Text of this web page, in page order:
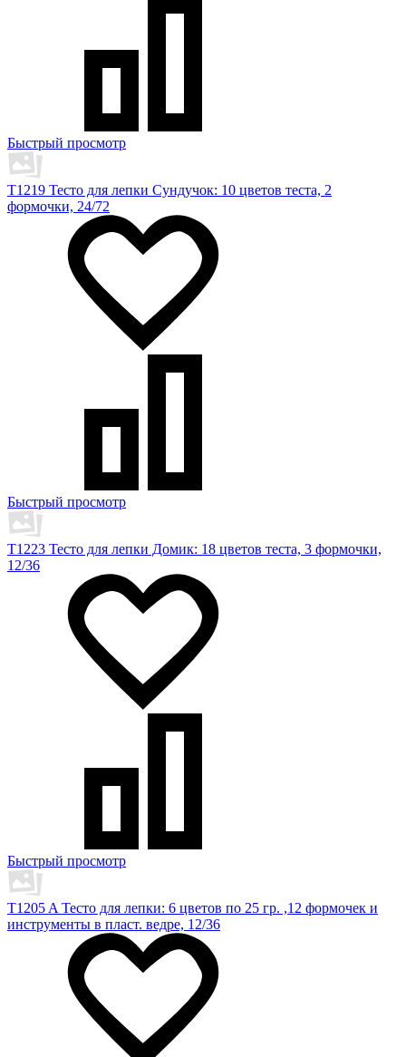
Быстрый просмотр
T1219 Тесто для лепки Сундучок: 10 цветов теста, 2
формочки, 24/72
Быстрый просмотр
T1223 Тесто для лепки Домик: 18 цветов теста, 3 формочки,
12/36
Быстрый просмотр
T1205 A Тесто для лепки: 6 цветов по 25 гр. ,12 формочек и
инструменты в пласт. ведре, 12/36